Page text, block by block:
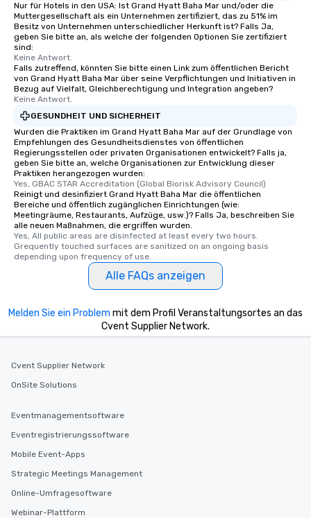
Nur für Hotels in den USA: Ist Grand Hyatt Baha Mar und/oder die
Muttergesellschaft als ein Unternehmen zertifiziert, das zu 51% im
Besitz von Unternehmen unterschiedlicher Herkunft ist? Falls Ja,
geben Sie bitte an, als welche der folgenden Optionen Sie zertifiziert
sind:
Keine Antwort.
Falls zutreffend, könnten Sie bitte einen Link zum öffentlichen Bericht
von Grand Hyatt Baha Mar über seine Verpflichtungen und Initiativen in
Bezug auf Vielfalt, Gleichberechtigung und Integration angeben?
Keine Antwort.
GESUNDHEIT UND SICHERHEIT
Wurden die Praktiken im Grand Hyatt Baha Mar auf der Grundlage von
Empfehlungen des Gesundheitsdienstes von öffentlichen
Regierungsstellen oder privaten Organisationen entwickelt? Falls ja,
geben Sie bitte an, welche Organisationen zur Entwicklung dieser
Praktiken herangezogen wurden:
Yes, GBAC STAR Accreditation (Global Biorisk Advisory Council)
Reinigt und desinfiziert Grand Hyatt Baha Mar die öffentlichen
Bereiche und öffentlich zugänglichen Einrichtungen (wie:
Meetingräume, Restaurants, Aufzüge, usw.)? Falls Ja, beschreiben Sie
alle neuen Maßnahmen, die ergriffen wurden.
Yes, All public areas are disinfected at least every two hours.
Grequently touched surfaces are sanitized on an ongoing basis
depending upon frequency of use.
Alle FAQs anzeigen
Melden Sie ein Problem mit dem Profil Veranstaltungsortes an das
Cvent Supplier Network.
Cvent Supplier Network
OnSite Solutions
Eventmanagementsoftware
Eventregistrierungssoftware
Mobile Event-Apps
Strategic Meetings Management
Online-Umfragesoftware
Webinar-Plattform